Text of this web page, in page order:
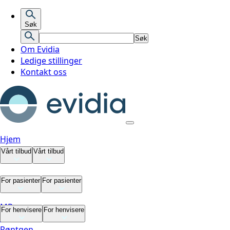
Søk
Søk
Om Evidia
Ledige stillinger
Kontakt oss
Hjem
Vårt tilbud Vårt tilbud
Vårt tilbud
MR
CT
For pasienter For pasienter
For pasienter
For henvisere For henvisere